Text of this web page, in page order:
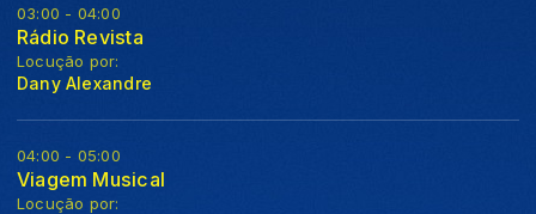
03:00 - 04:00
Rádio Revista
Locução por:
Dany Alexandre
04:00 - 05:00
Viagem Musical
Locução por: